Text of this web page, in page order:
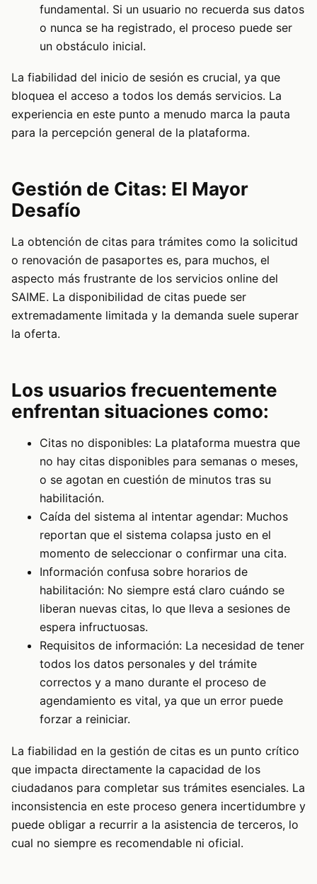
fundamental. Si un usuario no recuerda sus datos
o nunca se ha registrado, el proceso puede ser
un obstáculo inicial.
La fiabilidad del inicio de sesión es crucial, ya que
bloquea el acceso a todos los demás servicios. La
experiencia en este punto a menudo marca la pauta
para la percepción general de la plataforma.
Gestión de Citas: El Mayor
Desafío
La obtención de citas para trámites como la solicitud
o renovación de pasaportes es, para muchos, el
aspecto más frustrante de los servicios online del
SAIME. La disponibilidad de citas puede ser
extremadamente limitada y la demanda suele superar
la oferta.
Los usuarios frecuentemente
enfrentan situaciones como:
Citas no disponibles: La plataforma muestra que
no hay citas disponibles para semanas o meses,
o se agotan en cuestión de minutos tras su
habilitación.
Caída del sistema al intentar agendar: Muchos
reportan que el sistema colapsa justo en el
momento de seleccionar o confirmar una cita.
Información confusa sobre horarios de
habilitación: No siempre está claro cuándo se
liberan nuevas citas, lo que lleva a sesiones de
espera infructuosas.
Requisitos de información: La necesidad de tener
todos los datos personales y del trámite
correctos y a mano durante el proceso de
agendamiento es vital, ya que un error puede
forzar a reiniciar.
La fiabilidad en la gestión de citas es un punto crítico
que impacta directamente la capacidad de los
ciudadanos para completar sus trámites esenciales. La
inconsistencia en este proceso genera incertidumbre y
puede obligar a recurrir a la asistencia de terceros, lo
cual no siempre es recomendable ni oficial.